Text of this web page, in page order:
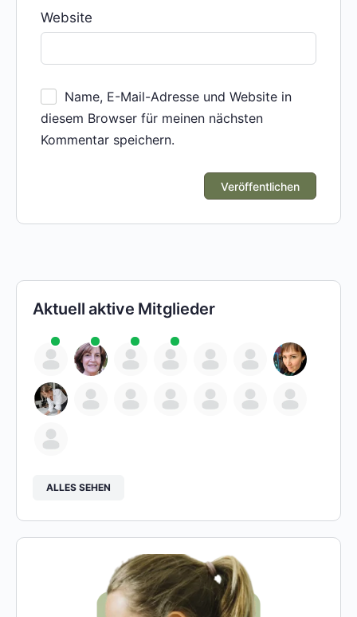
Website
Name, E-Mail-Adresse und Website in
diesem Browser für meinen nächsten
Kommentar speichern.
Aktuell aktive Mitglieder
ALLES SEHEN